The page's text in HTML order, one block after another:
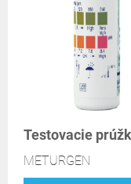
Testovacie
METURGEN